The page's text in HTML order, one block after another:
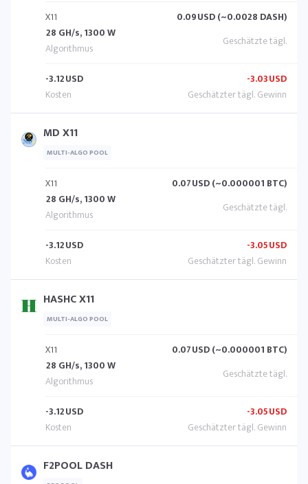
X11
28 GH/s, 1300 W
0.09USD (~0.0028 DASH)
-3.12USD -3.03USD
MD X11
MULTI-ALGO POOL
X11
28 GH/s, 1300 W
0.07USD (~0.000001 BTC)
-3.12USD -3.05USD
HASHC X11
MULTI-ALGO POOL
X11
28 GH/s, 1300 W
0.07USD (~0.000001 BTC)
-3.12USD -3.05USD
F2POOL DASH